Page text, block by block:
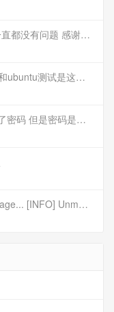
之前使用大佬的ros阿里云解析一直都没有问题 感谢大佬 但上个月开始阿里云的解析返回日志总是出错 日志值为alidns update error,不知为什么 所以请教一下大佬
本地环境已经测试，目前debian和ubuntu测试是这样的，可能就是第1设备是光驱的问题，没把文件导入进去吧
还一个问题，安装成功后，设置了密码 但是密码是空的
[INFO] Installing container package... [INFO] Unmounting image... [INFO] Writing image to disk (/dev/sr0). This may take several minutes... dd: failed to open \'/dev/sr0\': No medium found [ERROR] Failed to write image to disk [INFO] Cleaning up temporary files... [INFO] Script exited normally, cleanup completed! 报错